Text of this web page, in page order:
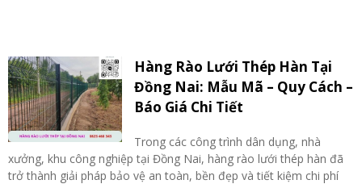
Hàng Rào Lưới Thép Hàn Tại
Đồng Nai: Mẫu Mã – Quy Cách –
Báo Giá Chi Tiết
Trong các công trình dân dụng, nhà
xưởng, khu công nghiệp tại Đồng Nai, hàng rào lưới thép hàn đã
trở thành giải pháp bảo vệ an toàn, bền đẹp và tiết kiệm chi phí